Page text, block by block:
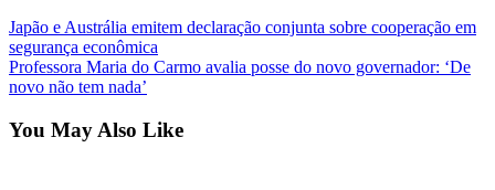
Post
navigation
Japão e Austrália emitem declaração conjunta sobre cooperação em
segurança econômica
Professora Maria do Carmo avalia posse do novo governador: ‘De
novo não tem nada’
You May Also Like